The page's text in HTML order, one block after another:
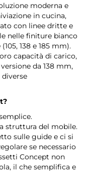
moderna e
in cucina,
con linee dritte e
nelle finiture bianco
138 e 185 mm).
capacità di carico,
da 138 mm,
struttura del mobile.
sulle guide e ci si
se necessario
Concept non
il che semplifica e